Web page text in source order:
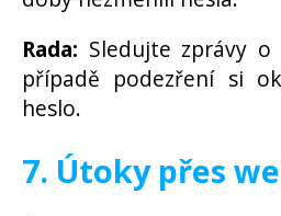
Rada: Sledujte zprávy
případě podezření si
heslo.
7. Útoky přes